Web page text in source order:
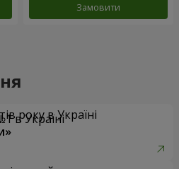
Замовити
року в Україні